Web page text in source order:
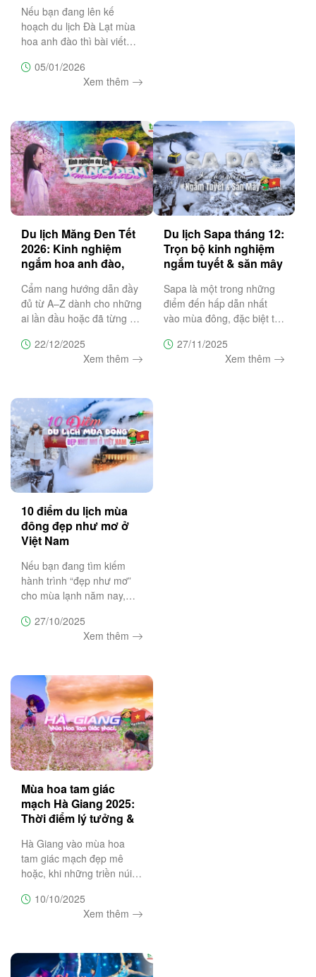
Nếu bạn đang lên kế
hoạch du lịch Đà Lạt mùa
hoa anh đào thì bài viết
thể bỏ lỡ, bật mí top 20 địa
điểm săn hoa anh đào đẹp
05/01/2026
Xem thêm
Du lịch Măng Đen Tết
2026: Kinh nghiệm
ngắm hoa anh đào,
Cẩm nang hướng dẫn đầy
đủ từ A–Z dành cho những
ai lần đầu hoặc đã từng du
chọn đúng thời điểm, lên
lịch trình hợp lý, ngắm hoa
22/12/2025
Xem thêm
Du lịch Sapa tháng 12:
Trọn bộ kinh nghiệm
ngắm tuyết & săn mây
Sapa là một trong những
điểm đến hấp dẫn nhất
vào mùa đông, đặc biệt từ
du khách có cơ hội săn
tuyết và chiêm ngưỡng
27/11/2025
Xem thêm
10 điểm du lịch mùa
đông đẹp như mơ ở
Việt Nam
Nếu bạn đang tìm kiếm
hành trình “đẹp như mơ”
cho mùa lạnh năm nay,
Tourist khám phá 10 điểm
đến mùa đông tuyệt vời
ca của thiên
27/10/2025
Xem thêm
Mùa hoa tam giác
mạch Hà Giang 2025:
Thời điểm lý tưởng &
Hà Giang vào mùa hoa
tam giác mạch đẹp mê
hoặc, khi những triền núi
trưng. Đây là thời điểm lý
tưởng cho chuyến du lịch 3
mộng,
10/10/2025
Xem thêm